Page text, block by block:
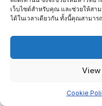
เว็บไซต์สำหรับคุณ และช่วยให้สา
ได้ในเวลาเดียวกัน ทั้งนี้คุณสามาร
Cookie
ผู้บริหาร
ประกันคุณภาพภายนอก
การประเมินส่วนงานโด